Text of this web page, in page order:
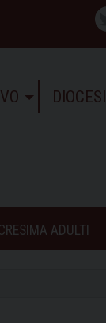
DIOCESI
ADULTI